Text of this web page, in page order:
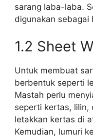
sarang laba-laba.
digunakan sebagai
1.2 Sheet
Untuk membuat
berbentuk seperti
Mastah perlu
seperti kertas, lilin,
letakkan kertas di
Kemudian, lumuri